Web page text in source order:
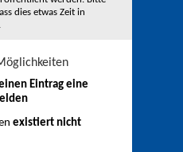
dies etwas Zeit in
Eintrag eine
existiert nicht